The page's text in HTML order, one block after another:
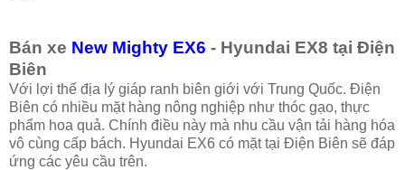
Bán xe New Mighty EX6 - Hyundai EX8 tại Điện
Biên
Với lợi thế địa lý giáp ranh biên giới với Trung Quốc. Điện
Biên có nhiều mặt hàng nông nghiệp như thóc gạo, thực
phẩm hoa quả. Chính điều này mà nhu cầu vận tải hàng hóa
vô cùng cấp bách. Hyundai EX6 có mặt tại Điện Biên sẽ đáp
ứng các yêu cầu trên.